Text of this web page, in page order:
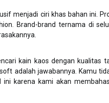
menjadi ciri khas bahan ini.
Brand-brand ternama di
kain kaos dengan kualitas
adalah jawabannya. Kamu
ini karena kami akan